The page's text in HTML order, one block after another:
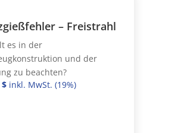
– Freistrahl
es in der
und der
zu beachten?
$